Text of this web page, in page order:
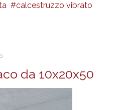
calcestruzzo vibrato
da 10x20x50